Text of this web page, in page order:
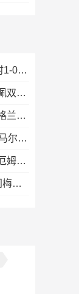
时隔16年夺世界杯冠军！西班牙加时1-0阿根廷费兰制胜恩佐染红
英格兰6-4法国获季军萨卡戴帽姆巴佩双响创纪录奥利塞2助+失良机
连续两届进决赛！阿根廷2-1绝杀英格兰劳塔罗恩佐破门梅西两助攻
时隔16年进决赛！西班牙2-0法国亚马尔造点奥亚萨瓦尔、波罗破门
晋级四强！英格兰加时2-1挪威贝林厄姆连场双响谢尔德鲁普破门
阿根廷加时3-1瑞士进4强小蜘蛛破门梅西助攻麦卡恩博洛假摔染红